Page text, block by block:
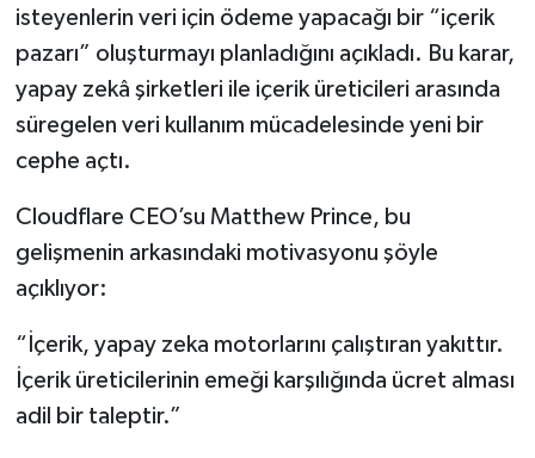
isteyenlerin veri için ödeme yapacağı bir “içerik
pazarı” oluşturmayı planladığını açıkladı. Bu karar,
yapay zekâ şirketleri ile içerik üreticileri arasında
süregelen veri kullanım mücadelesinde yeni bir
cephe açtı.
Cloudflare CEO’su Matthew Prince, bu
gelişmenin arkasındaki motivasyonu şöyle
açıklıyor:
“İçerik, yapay zeka motorlarını çalıştıran yakıttır.
İçerik üreticilerinin emeği karşılığında ücret alması
adil bir taleptir.”
Kültür Sanat
Magazin
Pazarlar
Politika
Resmi İlan